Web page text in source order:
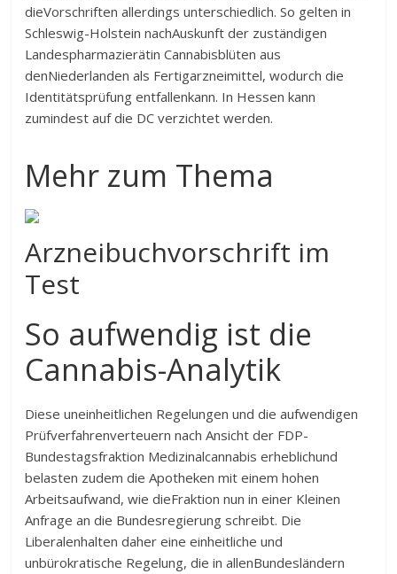
dieVorschriften allerdings unterschiedlich. So gelten in
Schleswig-Holstein nachAuskunft der zuständigen
Landespharmazierätin Cannabisblüten aus
denNiederlanden als Fertigarzneimittel, wodurch die
Identitätsprüfung entfallenkann. In Hessen kann
zumindest auf die DC verzichtet werden.
Mehr zum Thema
Arzneibuchvorschrift im
Test
So aufwendig ist die
Cannabis-Analytik
Diese uneinheitlichen Regelungen und die aufwendigen
Prüfverfahrenverteuern nach Ansicht der FDP-
Bundestagsfraktion Medizinalcannabis erheblichund
belasten zudem die Apotheken mit einem hohen
Arbeitsaufwand, wie dieFraktion nun in einer Kleinen
Anfrage an die Bundesregierung schreibt. Die
Liberalenhalten daher eine einheitliche und
unbürokratische Regelung, die in allenBundesländern